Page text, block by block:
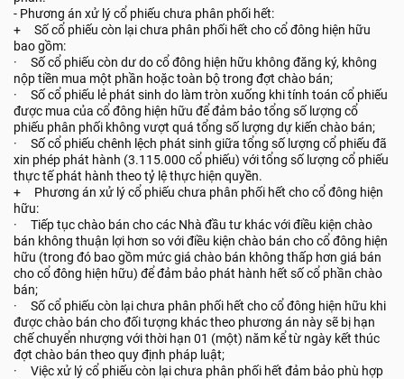
- Phương án xử lý cổ phiếu chưa phân phối hết:
+ Số cổ phiếu còn lại chưa phân phối hết cho cổ đông hiện hữu
bao gồm:
· Số cổ phiếu còn dư do cổ đông hiện hữu không đăng ký, không
nộp tiền mua một phần hoặc toàn bộ trong đợt chào bán;
· Số cổ phiếu lẻ phát sinh do làm tròn xuống khi tính toán cổ phiếu
được mua của cổ đông hiện hữu để đảm bảo tổng số lượng cổ
phiếu phân phối không vượt quá tổng số lượng dự kiến chào bán;
· Số cổ phiếu chênh lệch phát sinh giữa tổng số lượng cổ phiếu đã
xin phép phát hành (3.115.000 cổ phiếu) với tổng số lượng cổ phiếu
thực tế phát hành theo tỷ lệ thực hiện quyền.
+ Phương án xử lý cổ phiếu chưa phân phối hết cho cổ đông hiện
hữu:
· Tiếp tục chào bán cho các Nhà đầu tư khác với điều kiện chào
bán không thuận lợi hơn so với điều kiện chào bán cho cổ đông hiện
hữu (trong đó bao gồm mức giá chào bán không thấp hơn giá bán
cho cổ đông hiện hữu) để đảm bảo phát hành hết số cổ phần chào
bán;
· Số cổ phiếu còn lại chưa phân phối hết cho cổ đông hiện hữu khi
được chào bán cho đối tượng khác theo phương án này sẽ bị hạn
chế chuyển nhượng với thời hạn 01 (một) năm kể từ ngày kết thúc
đợt chào bán theo quy định pháp luật;
· Việc xử lý cổ phiếu còn lại chưa phân phối hết đảm bảo phù hợp